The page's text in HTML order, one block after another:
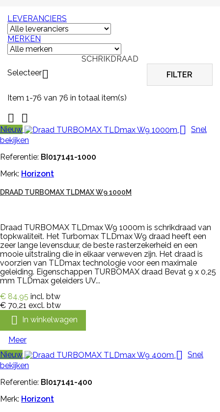
LEVERANCIERS
MERKEN
SCHRIKDRAAD
Selecteer FILTER
Item 1-76 van 76 in totaal item(s)
 
Nieuw  Snel
bekijken
Referentie: BI017141-1000
Merk: Horizont
DRAAD TURBOMAX TLDMAX W9 1000M
Draad TURBOMAX TLDmax W9 1000m is schrikdraad van
topkwaliteit. Het Turbomax TLDmax W9 draad heeft een
zeer lange levensduur, de beste rasterzekerheid en een
mooie uitstraling die in elkaar verweven zijn. Het draad is
voorzien van TLDmax technologie voor een maximale
geleiding. Eigenschappen TURBOMAX draad Bevat 9 x 0,25
mm TLDmax geleiders UV...
€ 84,95 incl. btw
€ 70,21 excl. btw
 In winkelwagen
Meer
Nieuw
 Snel
bekijken
Referentie: BI017141-400
Merk: Horizont